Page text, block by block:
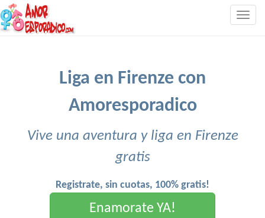
Liga en Firenze con
Amoresporadico
Vive una aventura y liga en Firenze
gratis
Registrate, sin cuotas, 100% gratis!
Enamorate YA!